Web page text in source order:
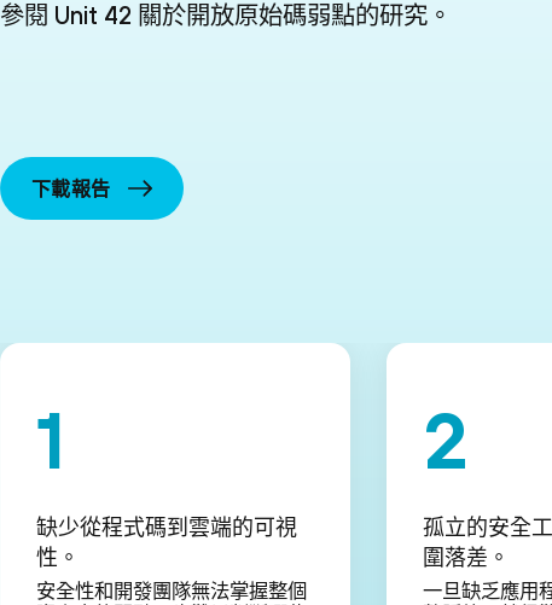
參閱 Unit 42 關於開放原始碼弱點的研究。
下載報告
缺少從程式碼到雲端的可視
性。
安全性和開發團隊無法掌握整個
孤立的安全
圍落差。
一旦缺乏應用